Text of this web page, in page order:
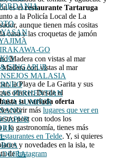
GO
SINGAPUR
MALASIA
PERHENTIAN
LUMPUR
es elrestaurante Tartaruga
a la Policía Local de La
aunque tienen más cositas
casa y las croquetas de jamón
Madera con vistas al mar
la Playa de La Garita y sus
ofrecer. Desde el
su variada oferta
más lugares que ver en
post con todos los
la gastronomía, tienes más
en Telde. Y, si quieres
y novedades en la isla, te
deInstagram